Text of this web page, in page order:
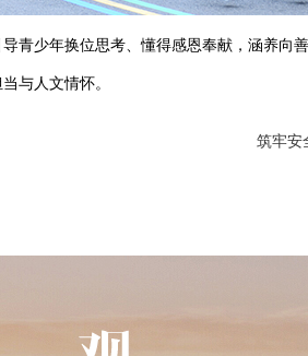
青少年换位思考、懂得感恩奉献，涵养向
与人文情怀。
筑牢安